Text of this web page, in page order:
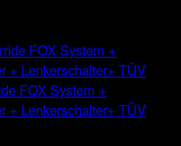
FOX System +
+ Lenkerschalter+ TÜV